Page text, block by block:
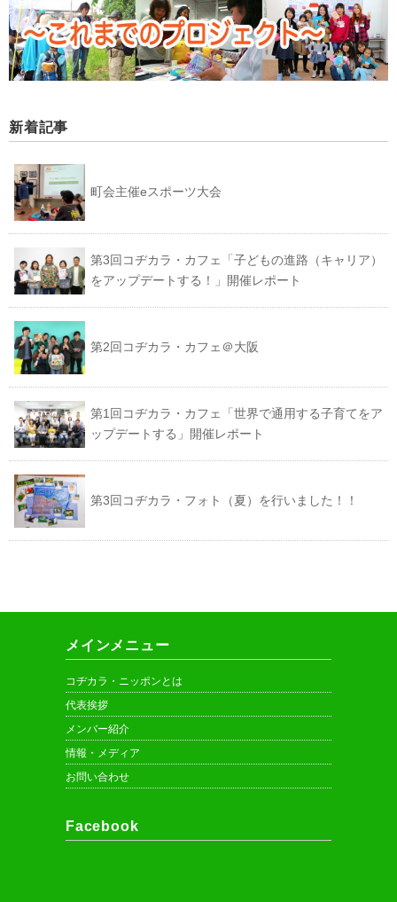
新着記事
町会主催eスポーツ大会
第3回コヂカラ・カフェ「子どもの進路（キャリア）
をアップデートする！」開催レポート
第2回コヂカラ・カフェ＠大阪
第1回コヂカラ・カフェ「世界で通用する子育てをア
ップデートする」開催レポート
第3回コヂカラ・フォト（夏）を行いました！！
メインメニュー
コヂカラ・ニッポンとは
代表挨拶
メンバー紹介
情報・メディア
お問い合わせ
Facebook